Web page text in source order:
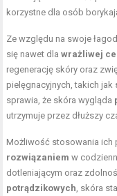
korzystne dla osób
Ze względu na swoje
się nawet dlawrażliwej
regenerację skóry oraz
pielęgnacyjnych, takich jak
sprawia, że skóra wygląda
utrzymuje przez dłuższy
Możliwość stosowania ich
rozwiązaniem w
dotleniającym oraz
potrądzikowych, skóra